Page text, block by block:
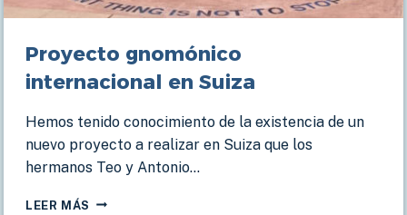
Proyecto gnomónico
internacional en Suiza
Hemos tenido conocimiento de la existencia de un
nuevo proyecto a realizar en Suiza que los
hermanos Teo y Antonio…
LEER MÁS PROYECTO